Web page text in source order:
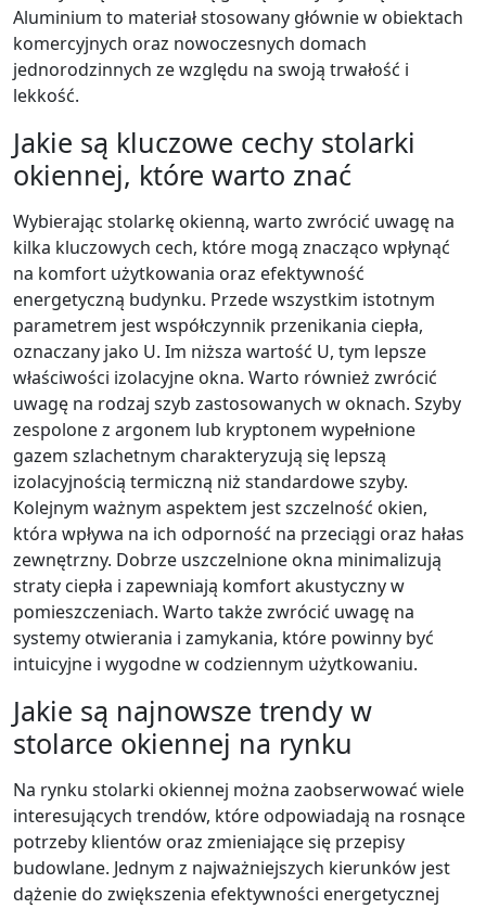
Aluminium to materiał stosowany głównie w obiektach
komercyjnych oraz nowoczesnych domach
jednorodzinnych ze względu na swoją trwałość i
lekkość.
Jakie są kluczowe cechy stolarki
okiennej, które warto znać
Wybierając stolarkę okienną, warto zwrócić uwagę na
kilka kluczowych cech, które mogą znacząco wpłynąć
na komfort użytkowania oraz efektywność
energetyczną budynku. Przede wszystkim istotnym
parametrem jest współczynnik przenikania ciepła,
oznaczany jako U. Im niższa wartość U, tym lepsze
właściwości izolacyjne okna. Warto również zwrócić
uwagę na rodzaj szyb zastosowanych w oknach. Szyby
zespolone z argonem lub kryptonem wypełnione
gazem szlachetnym charakteryzują się lepszą
izolacyjnością termiczną niż standardowe szyby.
Kolejnym ważnym aspektem jest szczelność okien,
która wpływa na ich odporność na przeciągi oraz hałas
zewnętrzny. Dobrze uszczelnione okna minimalizują
straty ciepła i zapewniają komfort akustyczny w
pomieszczeniach. Warto także zwrócić uwagę na
systemy otwierania i zamykania, które powinny być
intuicyjne i wygodne w codziennym użytkowaniu.
Jakie są najnowsze trendy w
stolarce okiennej na rynku
Na rynku stolarki okiennej można zaobserwować wiele
interesujących trendów, które odpowiadają na rosnące
potrzeby klientów oraz zmieniające się przepisy
budowlane. Jednym z najważniejszych kierunków jest
dążenie do zwiększenia efektywności energetycznej